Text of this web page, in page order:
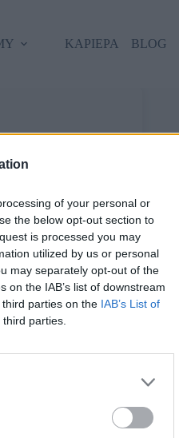
of your personal or
the below opt-out section to
is processed you may
utilized by us or personal
may separately opt-out of the
the IAB’s list of downstream
parties on the IAB’s List of
parties.
ΚΑΡΙΕΡΑ BLOG
Forgot Password?